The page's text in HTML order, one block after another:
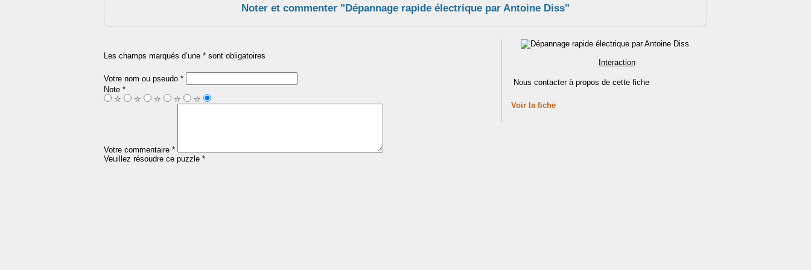
Noter et commenter "Dépannage rapide électrique par Antoine Diss"
Interaction
Nous contacter à propos de cette fiche
Voir la fiche
Les champs marqués d’une * sont obligatoires
Votre nom ou pseudo *
Note *
☆
☆ ☆ ☆ ☆
Votre commentaire *
Veuillez résoudre ce puzzle *